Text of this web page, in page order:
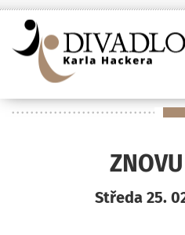
Středa 25.